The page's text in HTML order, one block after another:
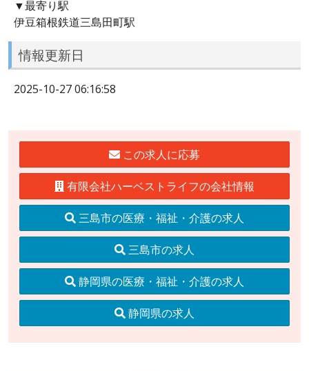
▼最寄り駅
伊豆箱根鉄道三島田町駅
情報更新日
2025-10-27 06:16:58
この求人に応募
有限会社ハーベストライフの会社情報
三島市の医療・福祉・介護の求人
三島市の求人
静岡県の医療・福祉・介護の求人
静岡県の求人